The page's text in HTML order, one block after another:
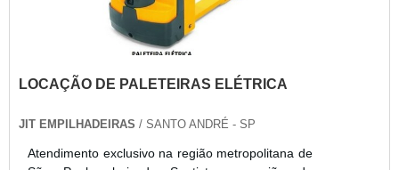
pós-venda completo.
LOCAÇÃO DE PALETEIRAS ELÉTRICA
JIT EMPILHADEIRAS / SANTO ANDRÉ - SP
Atendimento exclusivo na região metropolitana de